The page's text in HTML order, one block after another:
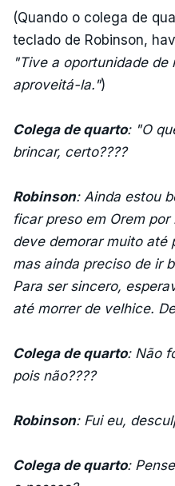
(Quando o colega de
teclado de Robinson,
"Tive a oportunidade de
aproveitá-la.")
Colega de quarto: "O
brincar, certo????
Robinson: Ainda estou
ficar preso em Orem
deve demorar muito até
mas ainda preciso de ir
Para ser sincero,
até morrer de velhice.
Colega de quarto: Não
pois não????
Robinson: Fui eu,
Colega de quarto: